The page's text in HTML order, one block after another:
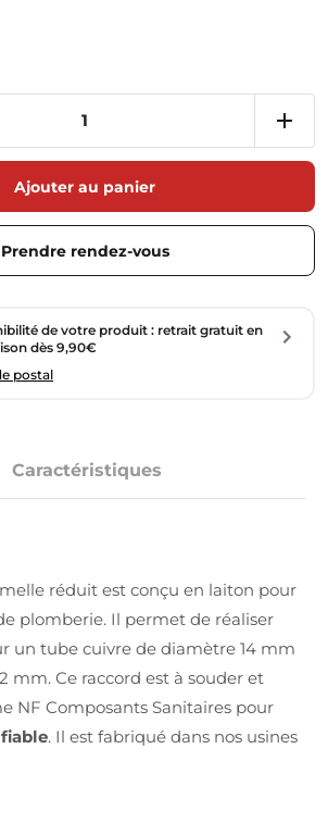
Ajouter au panier
Prendre rendez-vous
de votre produit : retrait gratuit en
dès 9,90€
postal
Caractéristiques
réduit est conçu en laiton pour
plomberie. Il permet de réaliser
un tube cuivre de diamètre 14 mm
mm. Ce raccord est à souder et
NF Composants Sanitaires pour
. Il est fabriqué dans nos usines